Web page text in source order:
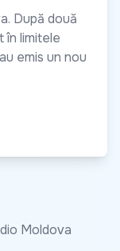
După două
în limitele
emis un nou
Moldova